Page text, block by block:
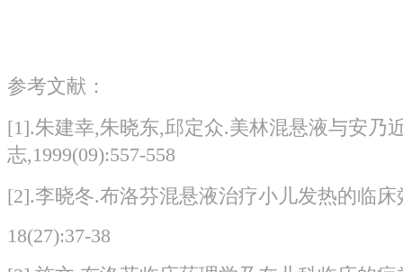
参考文献：
[1].朱建幸,朱晓东,邱定众.美林混悬液与安乃
志,1999(09):557-558
[2].李晓冬.布洛芬混悬液治疗小儿发热的临
18(27):37-38